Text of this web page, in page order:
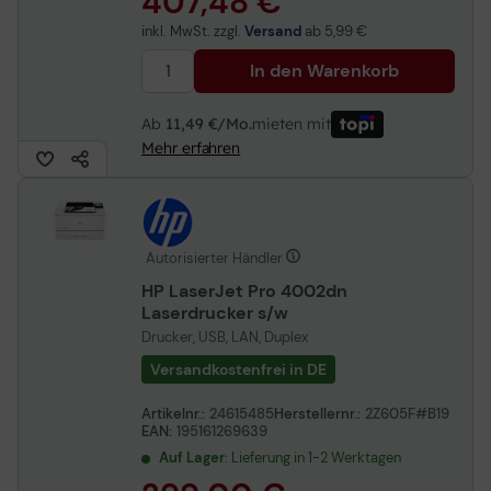
inkl. MwSt. zzgl. Versand ab 5,99 €
In den Warenkorb
Ab 11,49 €/Mo.mieten mit
Mehr erfahren
Autorisierter Händler
HP LaserJet Pro 4002dn
Laserdrucker s/w
Drucker, USB, LAN, Duplex
Versandkostenfrei in DE
Artikelnr.: 24615485Herstellernr.: 2Z605F#B19
EAN: 195161269639
Auf Lager: Lieferung in 1-2 Werktagen